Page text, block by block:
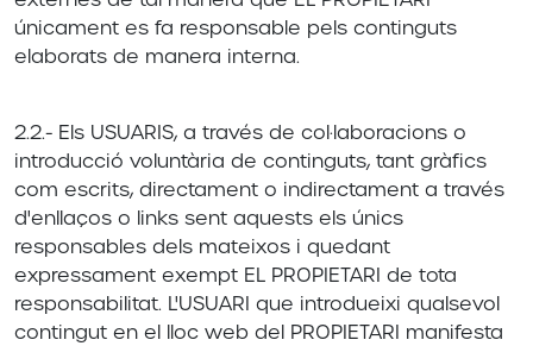
únicament es fa responsable pels continguts
elaborats de manera interna.
2.2.- Els USUARIS, a través de col·laboracions o
introducció voluntària de continguts, tant gràfics
com escrits, directament o indirectament a través
d'enllaços o links sent aquests els únics
responsables dels mateixos i quedant
expressament exempt EL PROPIETARI de tota
responsabilitat. L'USUARI que introdueixi qualsevol
contingut en el lloc web del PROPIETARI manifesta